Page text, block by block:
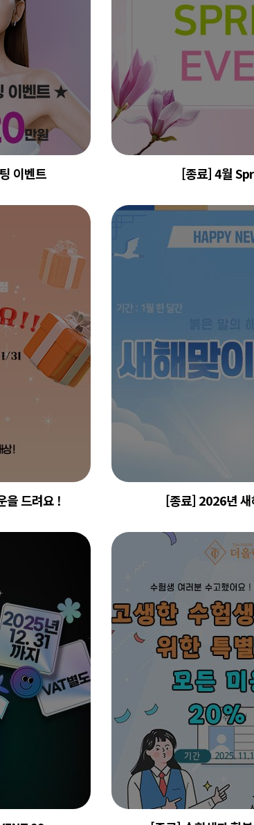
이벤트 [종료] 4월
을 드려요 ! [종료] 2026년 새